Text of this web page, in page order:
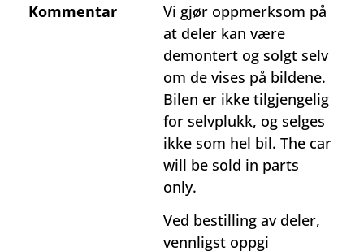
Kommentar
Vi gjør oppmerksom på
at deler kan være
demontert og solgt selv
om de vises på bildene.
Bilen er ikke tilgjengelig
for selvplukk, og selges
ikke som hel bil. The car
will be sold in parts
only.
Ved bestilling av deler,
vennligst oppgi